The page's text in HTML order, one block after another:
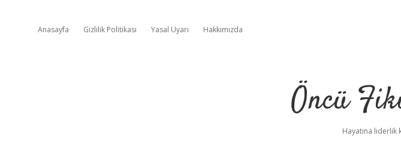
Anasayfa Gizlilik Politikası Yasal Uyarı Hakkımızda
Öncü
Hayatına